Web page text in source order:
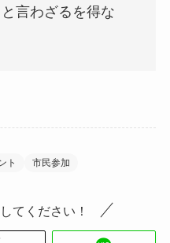
言わざるを得な
ト 市民参加
てください！